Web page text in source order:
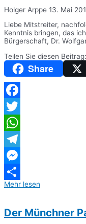
Holger Arppe 13. Mai
Liebe Mitstreiter,
Kenntnis bringen, das
Bürgerschaft, Dr.
Teilen Sie diesen Beitrag:
Share
Facebook
Twitter
WhatsApp
Telegram
Messenger
Teilen
Mehr lesen
Der Münchner